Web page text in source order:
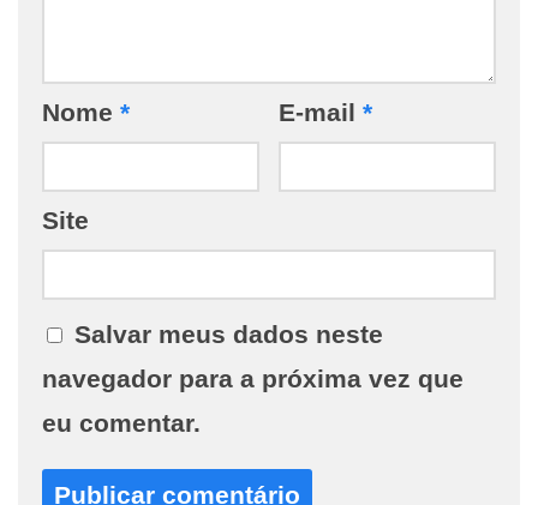
Nome * E-mail *
Site
Salvar meus dados neste
navegador para a próxima vez que
eu comentar.